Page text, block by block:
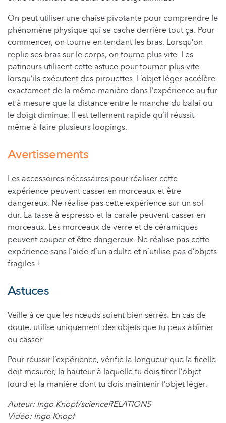
On peut utiliser une chaise pivotante pour comprendre le
phénomène physique qui se cache derrière tout ça. Pour
commencer, on tourne en tendant les bras. Lorsqu’on
replie ses bras sur le corps, on tourne plus vite. Les
patineurs utilisent cette astuce pour tourner plus vite
lorsqu’ils exécutent des pirouettes. L’objet léger accélère
exactement de la même manière dans l’expérience au fur
et à mesure que la distance entre le manche du balai ou
le doigt diminue. Il est tellement rapide qu’il réussit
même à faire plusieurs loopings.
Avertissements
Les accessoires nécessaires pour réaliser cette
expérience peuvent casser en morceaux et être
dangereux. Ne réalise pas cette expérience sur un sol
dur. La tasse à espresso et la carafe peuvent casser en
morceaux. Les morceaux de verre et de céramiques
peuvent couper et être dangereux. Ne réalise pas cette
expérience sans l’aide d’un adulte et n’utilise pas d’objets
fragiles !
Astuces
Veille à ce que les nœuds soient bien serrés. En cas de
doute, utilise uniquement des objets que tu peux abîmer
ou casser.
Pour réussir l’expérience, vérifie la longueur que la ficelle
doit mesurer, la hauteur à laquelle tu dois tirer l’objet
lourd et la manière dont tu dois maintenir l’objet léger.
Auteur: Ingo Knopf/scienceRELATIONS
Vidéo: Ingo Knopf